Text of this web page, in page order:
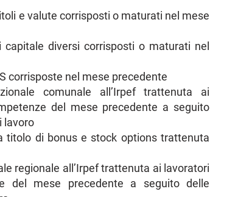
e valute corrisposti o maturati nel mese
diversi corrisposti o maturati nel
corrisposte nel mese precedente
comunale all’Irpef trattenuta ai
del mese precedente a seguito
lavoro
titolo di bonus e stock options trattenuta
regionale all’Irpef trattenuta ai lavoratori
del mese precedente a seguito delle